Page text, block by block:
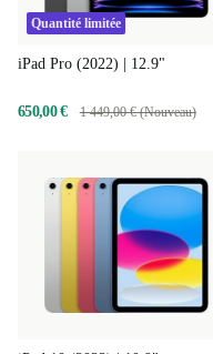
Quantité limitée
iPad Pro (2022) | 12.9"
650,00 € 1 449,00 € (Nouveau)